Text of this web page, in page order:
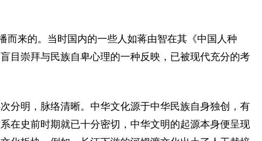
而来的。当时国内的一些人如蒋由智在其《中国人种
目崇拜与民族自卑心理的一种反映，已被现代充分的考
分明，脉络清晰。中华文化源于中华民族自身独创，有
在史前时期就已十分密切，中华文明的起源本身便呈现